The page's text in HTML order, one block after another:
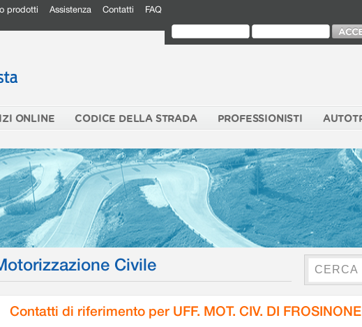
prodotti Assistenza Contatti FAQ
ONLINE CODICE DELLA STRADA PROFESSIONISTI
Civile
Contatti di riferimento per UFF. MOT. CIV. DI FROSINONE